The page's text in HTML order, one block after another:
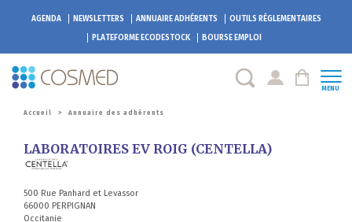
AGENDA NEWSLETTERS ANNUAIRE ADHÉRENTS
OUTILS RÉGLEMENTAIRES
PLATEFORMEECODESTOCK BOURSE EMPLOI
MENU
Accueil > Annuaire des adhérents
LABORATOIRES EV ROIG (CENTELLA)
500 Rue Panhard et Levassor
66000 PERPIGNAN
Occitanie